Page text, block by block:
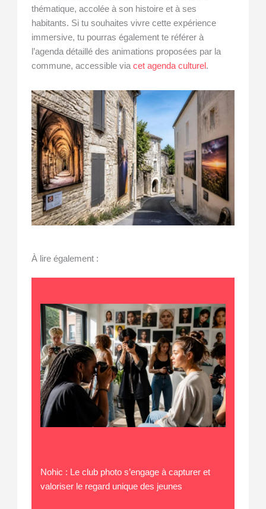
thématique, accolée à son histoire et à ses
habitants. Si tu souhaites vivre cette expérience
immersive, tu pourras également te référer à
l’agenda détaillé des animations proposées par la
commune, accessible viacet agenda culturel .
À lire également :
Nohic : Le club photo s’engage à capturer et
valoriser le regard unique des jeunes